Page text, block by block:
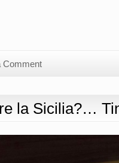
Comment
la Sicilia?…